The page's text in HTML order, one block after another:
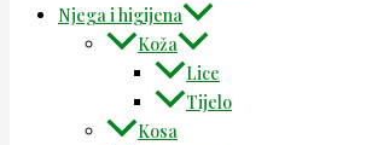
Njega i higijena
Koža
Lice
Tijelo
Kosa